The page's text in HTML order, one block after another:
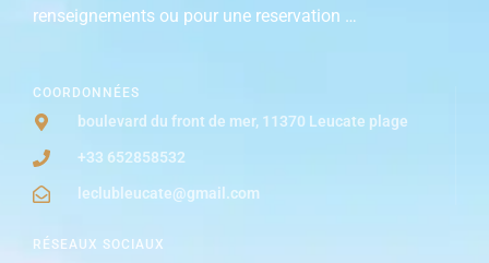
renseignements ou pour une reservation …
COORDONNÉES
boulevard du front de mer, 11370 Leucate plage
+33 652858532
leclubleucate@gmail.com
RÉSEAUX SOCIAUX